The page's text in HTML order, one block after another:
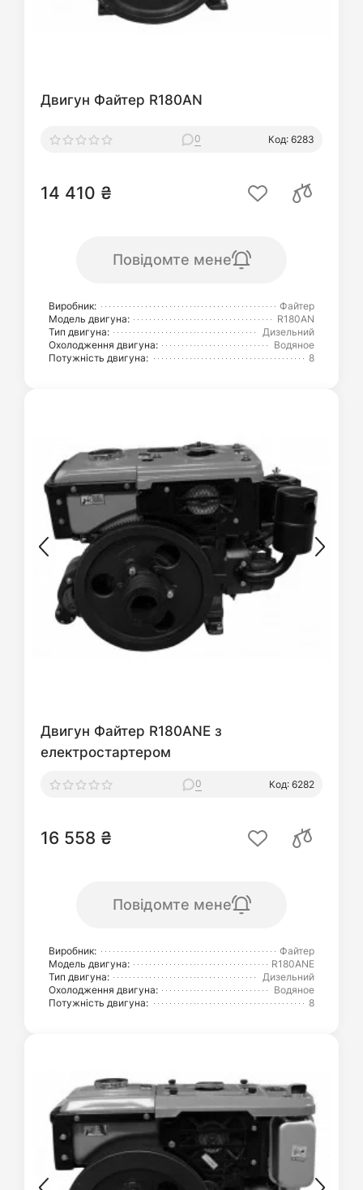
Двигун Файтер R180AN
0 Код: 6283
14 410 ₴
Повідомте мене
Виробник:
Файтер
Модель двигуна:
R180AN
Тип двигуна:
Дизельний
Охолодження двигуна:
Водяное
Потужність двигуна:
8
Двигун Файтер R180ANE з
електростартером
0 Код: 6282
16 558 ₴
Повідомте мене
Виробник:
Файтер
Модель двигуна:
R180ANE
Тип двигуна:
Дизельний
Охолодження двигуна:
Водяное
Потужність двигуна:
8